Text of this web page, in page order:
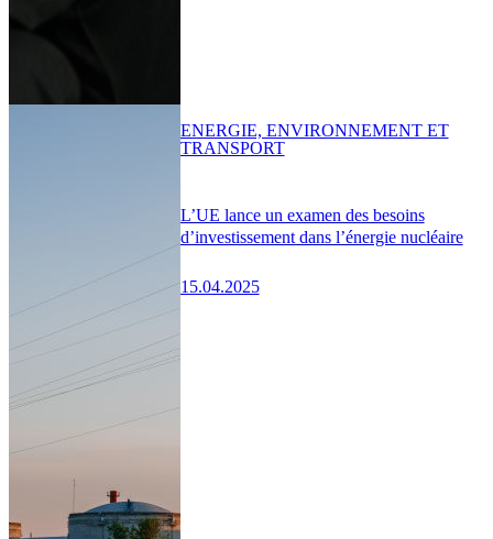
L’UE lance un examen des besoins
d’investissement dans l’énergie nucléaire
15.04.2025
ENERGIE, ENVIRONNEMENT ET
TRANSPORT